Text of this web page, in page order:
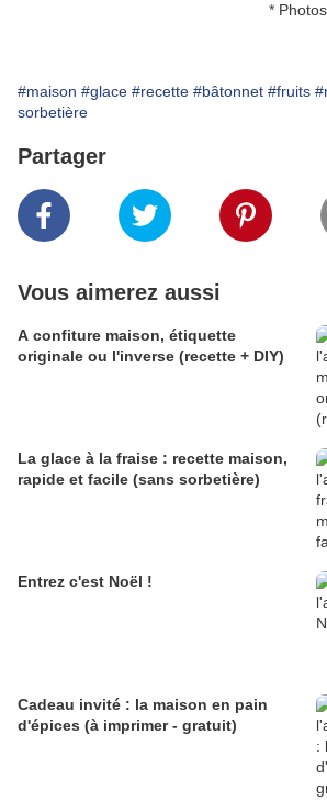
*
#maison #glace #recette #bâtonnet #fruits
sorbetière
Partager
Vous aimerez aussi
A confiture maison, étiquette
originale ou l'inverse (recette + DIY)
La glace à la fraise : recette maison,
rapide et facile (sans sorbetière)
Entrez c'est Noël !
Cadeau invité : la maison en pain
d'épices (à imprimer - gratuit)